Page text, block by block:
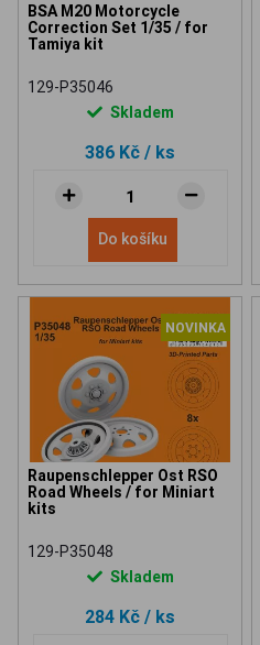
BSA M20 Motorcycle
Correction Set 1/35 / for
Tamiya kit
129-P35046
Skladem
386 Kč / ks
Do košíku
NOVINKA
Raupenschlepper Ost RSO
Road Wheels / for Miniart
kits
129-P35048
Skladem
284 Kč / ks